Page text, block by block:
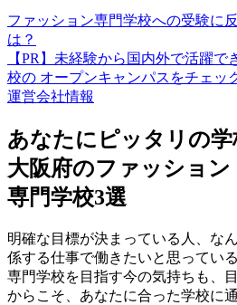
ファッション専門学校への受験に
は？
【PR】未経験から国内外で活躍
校の オープンキャンパスをチェッ
運営会社情報
あなたにピッタリの学
大阪府のファッション
専門学校3選
明確な目標が決まっている人、な
係する仕事で働きたいと思ってい
専門学校を目指す今の気持ちも、
からこそ、あなたに合った学校に